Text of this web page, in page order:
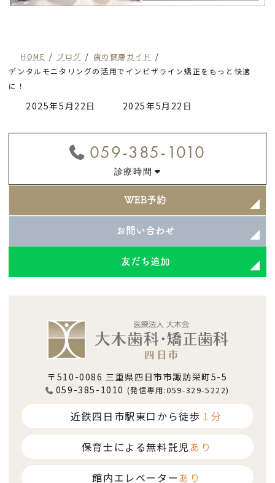
HOME ブログ
歯の健康ガイド
デンタルモニタリングの活用でインビザライン矯正をもっと快適
に！
2025年5月22日
最
新
日
2025年5月22日
059-385-1010
診療時間
WEB予約
お問い合わせ
友だち追加
〒510-0086 三重県四日市市諏訪栄町5-5
059-385-1010 (発信専用:059-329-5222)
近鉄四日市駅東口から徒歩 １分
保育士による無料託児 あり
館内エレベーター あり